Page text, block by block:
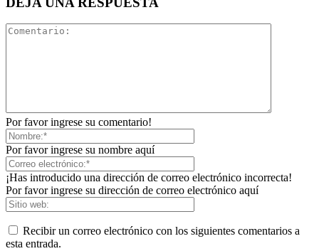
Por favor ingrese su comentario!
Por favor ingrese su nombre aquí
¡Has introducido una dirección de correo electrónico incorrecta!
Por favor ingrese su dirección de correo electrónico aquí
Recibir un correo electrónico con los siguientes comentarios a
esta entrada.